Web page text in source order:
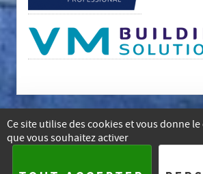
Ce site utilise des cookies et vous donne
que vous souhaitez activer